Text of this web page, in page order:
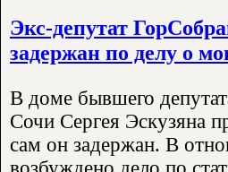
Экс-депутат
задержан по делу о
В доме бывшего
Сочи Сергея Эскузяна
сам он задержан. В